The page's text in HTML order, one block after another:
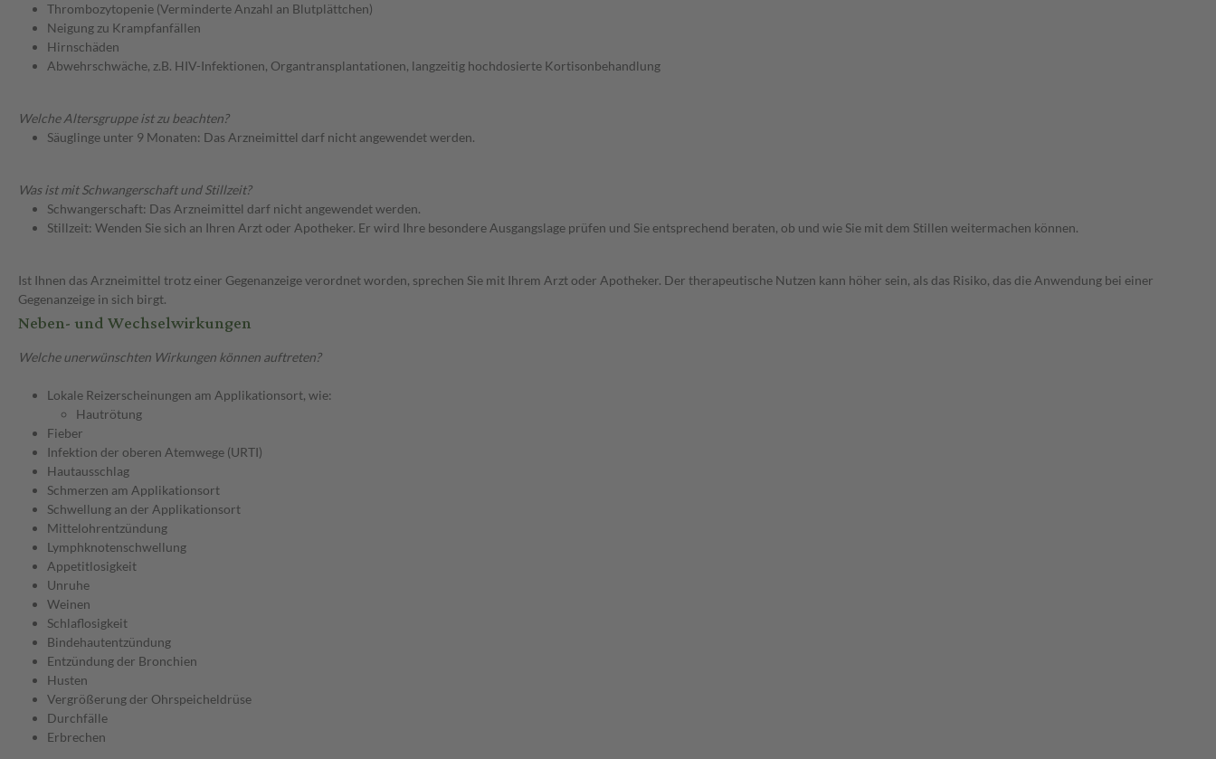
Thrombozytopenie (Verminderte Anzahl an Blutplättchen)
Neigung zu Krampfanfällen
Hirnschäden
Abwehrschwäche, z.B. HIV-Infektionen, Organtransplantationen, langzeitig hochdosierte Kortisonbehandlung
Welche Altersgruppe ist zu beachten?
Säuglinge unter 9 Monaten: Das Arzneimittel darf nicht angewendet werden.
Was ist mit Schwangerschaft und Stillzeit?
Schwangerschaft: Das Arzneimittel darf nicht angewendet werden.
Stillzeit: Wenden Sie sich an Ihren Arzt oder Apotheker. Er wird Ihre besondere Ausgangslage prüfen und Sie entsprechend beraten, ob und wie Sie mit dem Stillen weitermachen können.
Ist Ihnen das Arzneimittel trotz einer Gegenanzeige verordnet worden, sprechen Sie mit Ihrem Arzt oder Apotheker. Der therapeutische Nutzen kann höher sein, als das Risiko, das die Anwendung bei einer
Gegenanzeige in sich birgt.
Neben- und Wechselwirkungen
Welche unerwünschten Wirkungen können auftreten?
Lokale Reizerscheinungen am Applikationsort, wie:
Hautrötung
Fieber
Infektion der oberen Atemwege (URTI)
Hautausschlag
Schmerzen am Applikationsort
Schwellung an der Applikationsort
Mittelohrentzündung
Lymphknotenschwellung
Appetitlosigkeit
Unruhe
Weinen
Schlaflosigkeit
Bindehautentzündung
Entzündung der Bronchien
Husten
Vergrößerung der Ohrspeicheldrüse
Durchfälle
Erbrechen